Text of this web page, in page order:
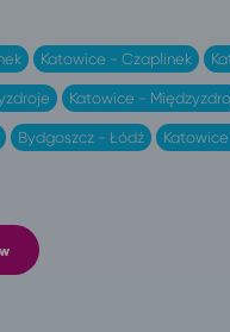
Katowice - Czaplinek
Katowice -
Bydgoszcz - Łódź